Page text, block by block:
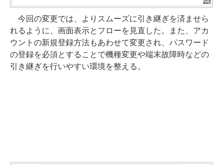
今回の変更では、よりスムーズに引き継ぎを済ませら
れるように、画面表示とフローを見直した。また、アカ
ウントの新規登録方法もあわせて変更され、パスワード
の登録を必須とすることで機種変更や端末故障時などの
引き継ぎを行いやすい環境を整える。